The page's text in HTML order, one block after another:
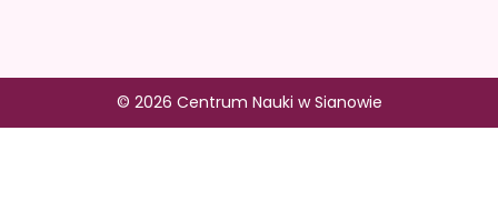
© 2026 Centrum Nauki w Sianowie